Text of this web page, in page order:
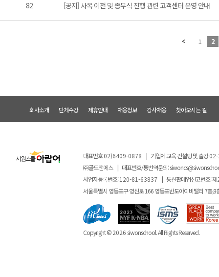
82 [공지] 사옥 이전 및 종무식 진행 관련 고객센터 운영 안내
1 2
회사소개 단체수강 제휴안내 채용정보 강사채용 찾아오시는 길
대표번호02)6409-0878 | 기업체 교육 컨설팅 및 출강
㈜골드앤에스 | 대표번호/통번역문의:
사업자등록번호:120-81-63837 | 통신판매업신고번호: 제
서울특별시 영등포구 영신로 166 영등포반도아이비밸리 7층,8
Copyright ©2026siwonschool. All Rights Reserved.